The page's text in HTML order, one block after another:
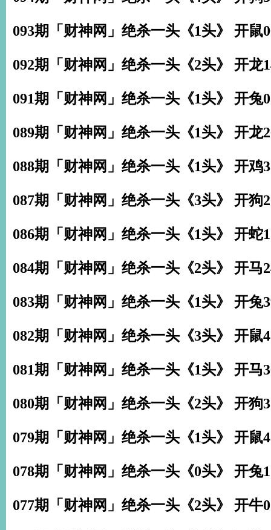
093期「财神网」绝杀一头《1头》 开鼠
092期「财神网」绝杀一头《2头》 开龙
091期「财神网」绝杀一头《1头》 开兔
089期「财神网」绝杀一头《1头》 开龙
088期「财神网」绝杀一头《1头》 开鸡
087期「财神网」绝杀一头《3头》 开狗
086期「财神网」绝杀一头《1头》 开蛇
084期「财神网」绝杀一头《2头》 开马
083期「财神网」绝杀一头《1头》 开兔
082期「财神网」绝杀一头《3头》 开鼠
081期「财神网」绝杀一头《1头》 开马
080期「财神网」绝杀一头《2头》 开狗
079期「财神网」绝杀一头《1头》 开鼠
078期「财神网」绝杀一头《0头》 开兔
077期「财神网」绝杀一头《2头》 开牛